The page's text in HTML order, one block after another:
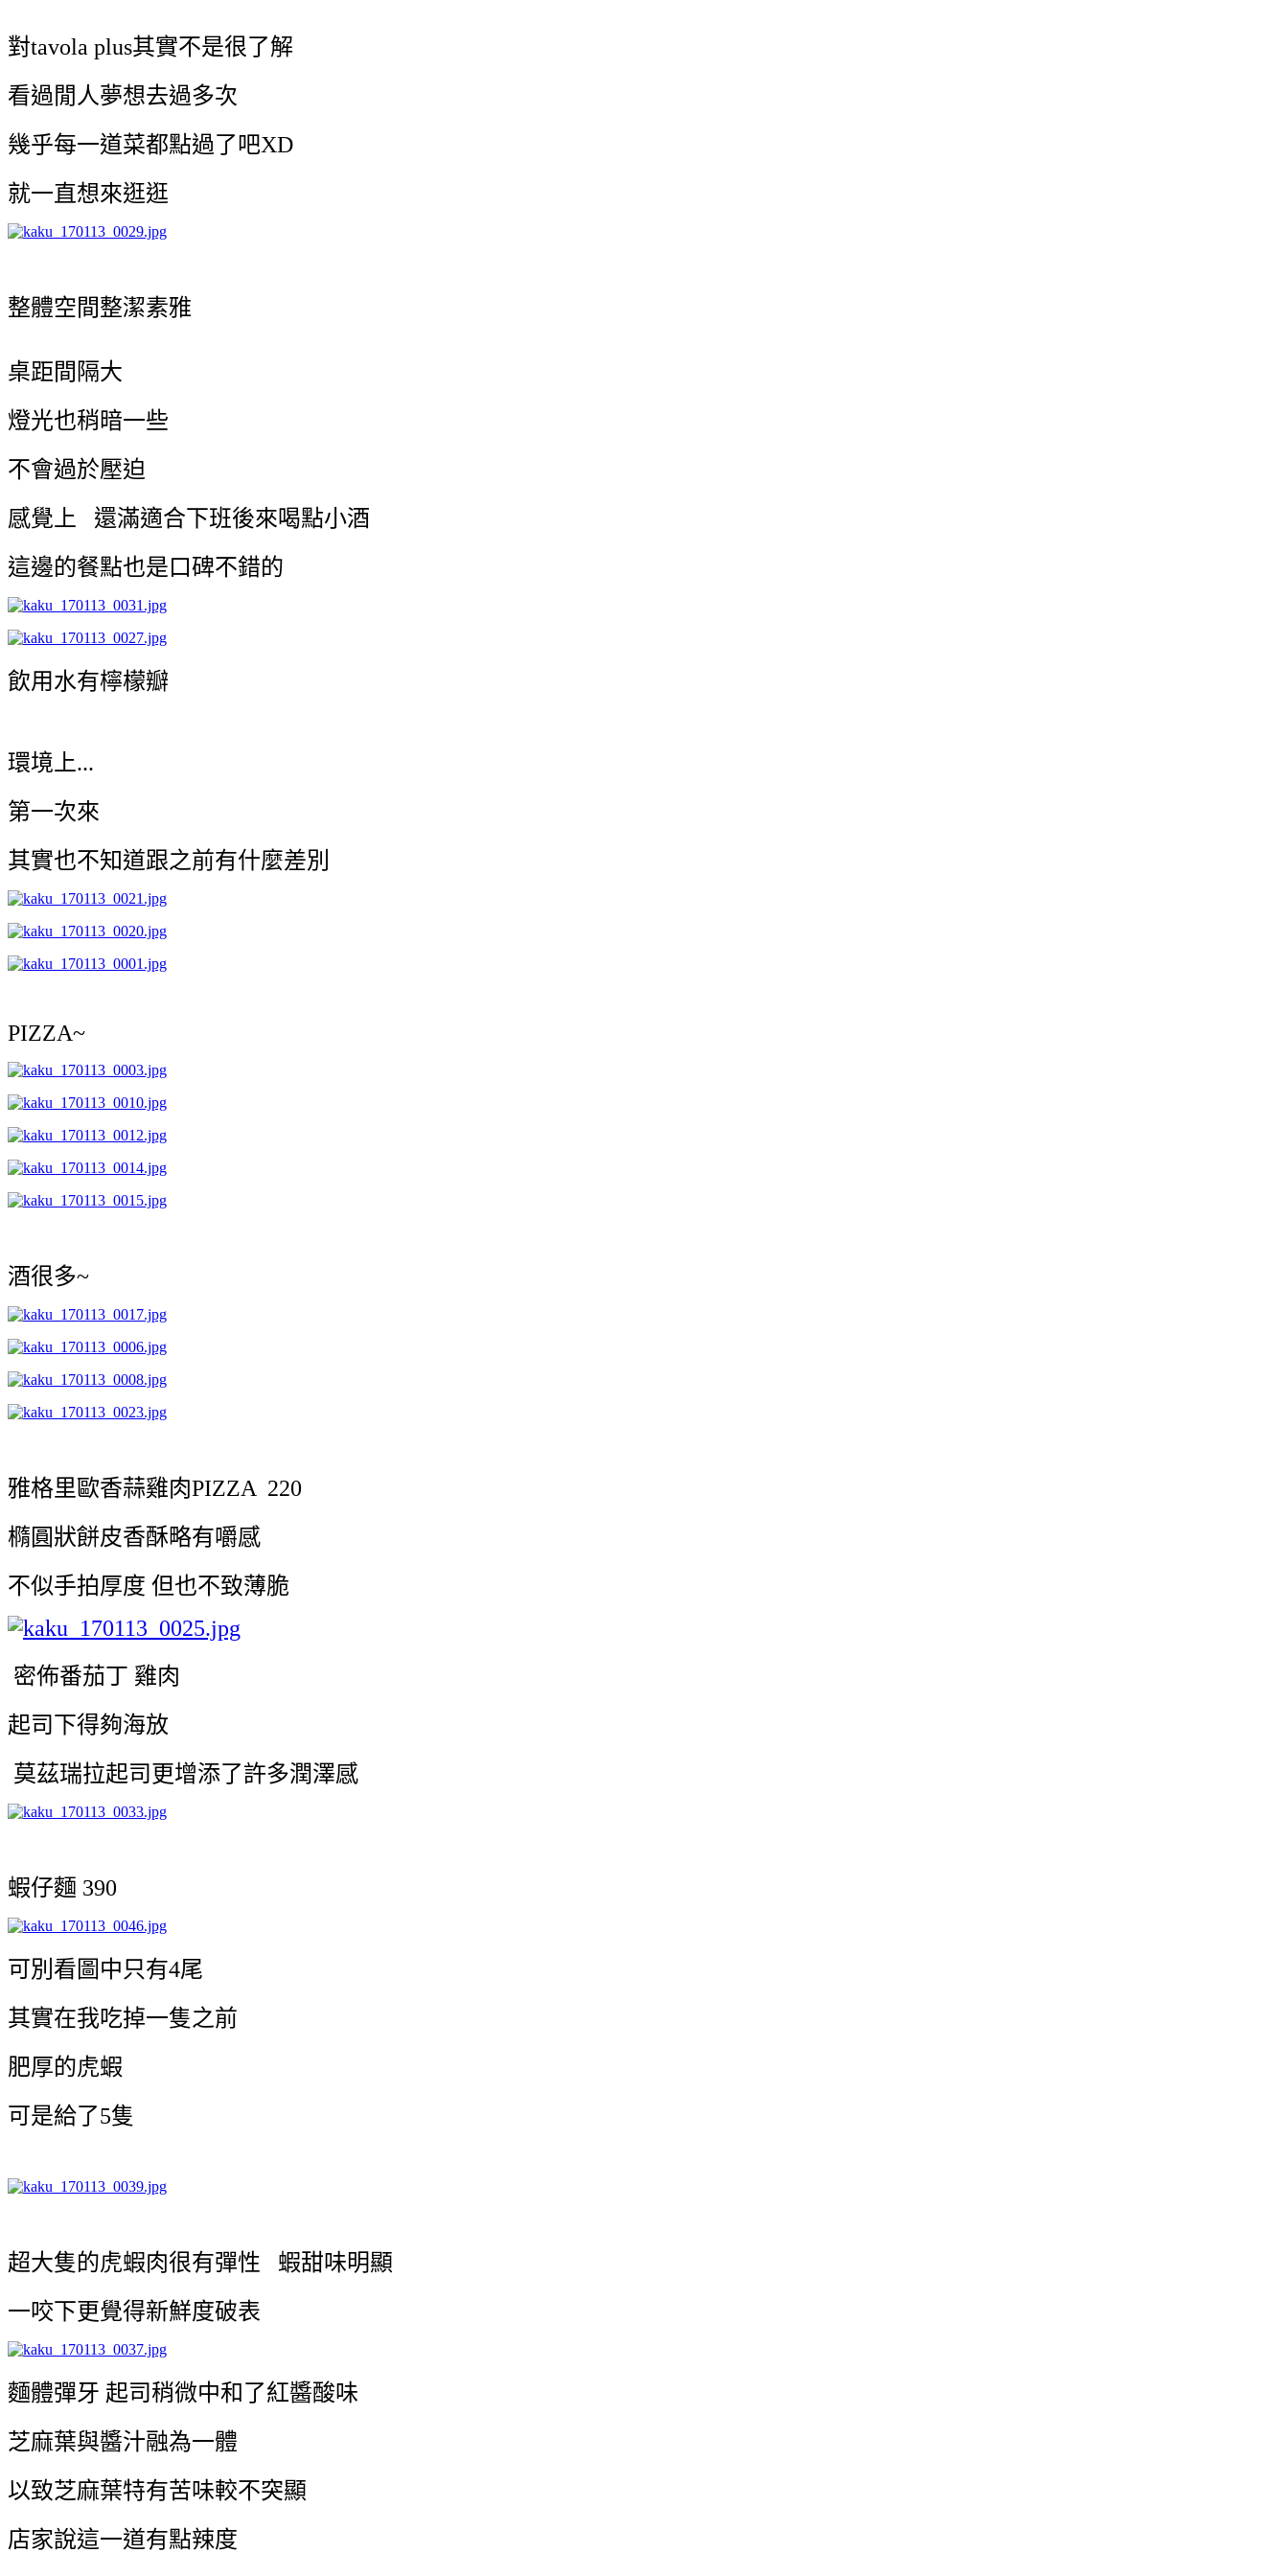
對tavola plus其實不是很了解
看過閒人夢想去過多次
幾乎每一道菜都點過了吧XD
就一直想來逛逛
整體空間整潔素雅
桌距間隔大
燈光也稍暗一些
不會過於壓迫
感覺上 還滿適合下班後來喝點小酒
這邊的餐點也是口碑不錯的
飲用水有檸檬瓣
環境上...
第一次來
其實也不知道跟之前有什麼差別
PIZZA~
酒很多~
雅格里歐香蒜雞肉PIZZA 220
橢圓狀餅皮香酥略有嚼感
不似手拍厚度 但也不致薄脆
密佈番茄丁 雞肉
起司下得夠海放
莫茲瑞拉起司更增添了許多潤澤感
蝦仔麵 390
可別看圖中只有4尾
其實在我吃掉一隻之前
肥厚的虎蝦
可是給了5隻
超大隻的虎蝦肉很有彈性 蝦甜味明顯
一咬下更覺得新鮮度破表
麵體彈牙 起司稍微中和了紅醬酸味
芝麻葉與醬汁融為一體
以致芝麻葉特有苦味較不突顯
店家說這一道有點辣度